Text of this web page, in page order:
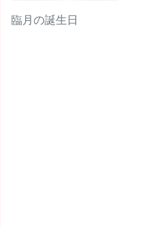
臨月の誕生日